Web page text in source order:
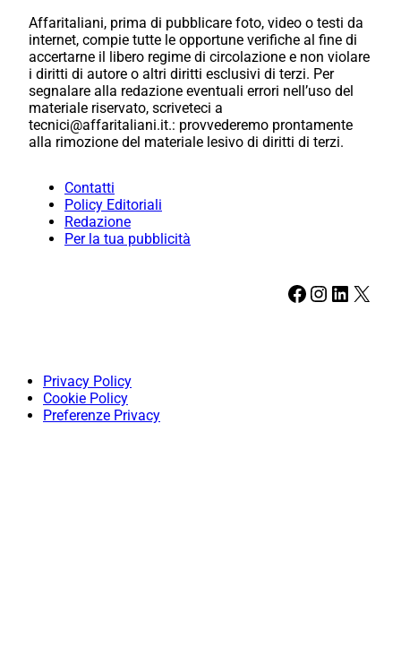
Affaritaliani, prima di pubblicare foto, video o testi da
internet, compie tutte le opportune verifiche al fine di
accertarne il libero regime di circolazione e non violare
i diritti di autore o altri diritti esclusivi di terzi. Per
segnalare alla redazione eventuali errori nell’uso del
materiale riservato, scriveteci a
tecnici@affaritaliani.it.: provvederemo prontamente
alla rimozione del materiale lesivo di diritti di terzi.
Contatti
Policy Editoriali
Redazione
Per la tua pubblicità
Facebook Instagram LinkedIn X
Privacy Policy
Cookie Policy
Preferenze Privacy